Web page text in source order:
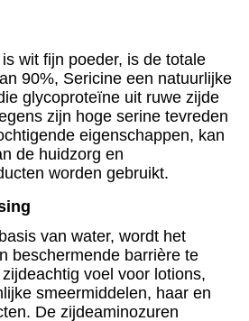
wit fijn poeder, is de totale
90%, Sericine een natuurlijke
glycoproteïne uit ruwe zijde
zijn hoge serine tevreden
eigenschappen, kan
de huidzorg en
worden gebruikt.
van water, wordt het
beschermende barrière te
voel voor lotions,
smeermiddelen, haar en
De zijdeaminozuren